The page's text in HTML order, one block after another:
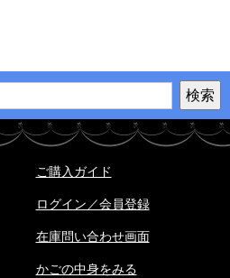
ご購入ガイド
ログイン／会員登録
在庫問い合わせ画面
かごの中身をみる